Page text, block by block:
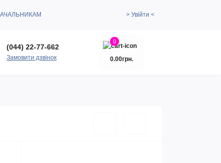
> Увійти <
(044) 22-77-662
Замовити дзвінок
0
0.00грн.